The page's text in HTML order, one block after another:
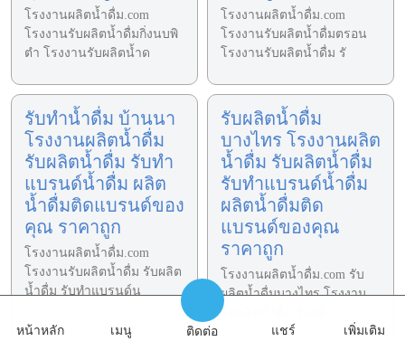
โรงงานผลิตน้ำดื่ม.com
โรงงานรับผลิตน้ำดื่มกิ่งนบพิ
ตำ โรงงานรับผลิตน้ำด
โรงงานผลิตน้ำดื่ม.com
โรงงานรับผลิตน้ำดื่มตรอน
โรงงานรับผลิตน้ำดื่ม รั
รับทำน้ำดื่ม บ้านนา
โรงงานผลิตน้ำดื่ม
รับผลิตน้ำดื่ม รับทำ
แบรนด์น้ำดื่ม ผลิต
น้ำดื่มติดแบรนด์ของ
คุณ ราคาถูก
โรงงานผลิตน้ำดื่ม.com
โรงงานรับผลิตน้ำดื่ม รับผลิต
น้ำดื่ม รับทำแบรนด์น
รับผลิตน้ำดื่ม
บางไทร โรงงานผลิต
น้ำดื่ม รับผลิตน้ำดื่ม
รับทำแบรนด์น้ำดื่ม
ผลิตน้ำดื่มติด
แบรนด์ของคุณ
ราคาถูก
โรงงานผลิตน้ำดื่ม.com รับ
ผลิตน้ำดื่มบางไทร โรงงาน
รับผลิตน้ำดื่ม รับผลิ
หน้าหลัก
เมนู ติดต่อ แชร์ เพิ่มเติม